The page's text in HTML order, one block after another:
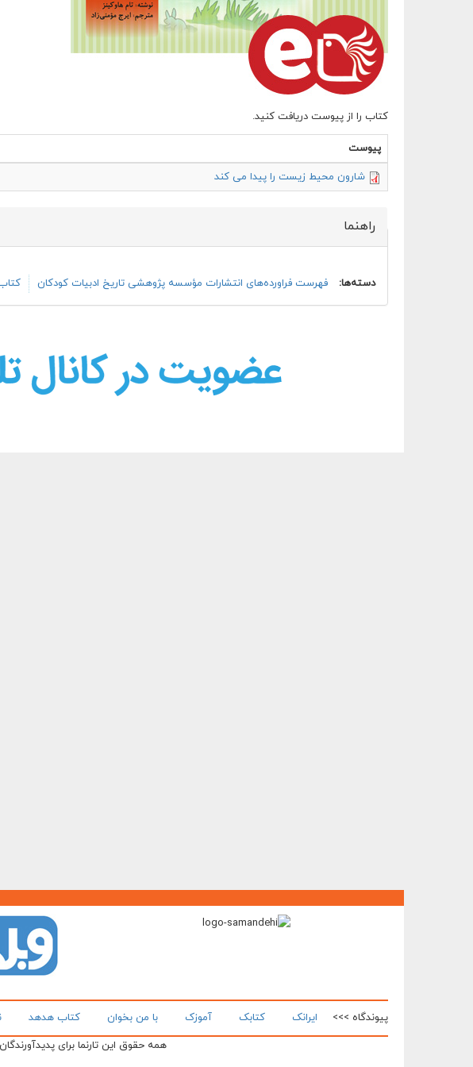
کتاب را از پیوست دریافت کنید.
پیوست
شارون محیط زیست را پیدا می کند
پنهان کن
راهنما
دسته‌ها: فهرست فراورده‌های انتشارات مؤسسه پژوهشی تاریخ ادبیات کودکان
پیوندگاه >>> ایرانک کتابک آموزک با من بخوان کتاب هدهد
همه حقوق این تارنما برای